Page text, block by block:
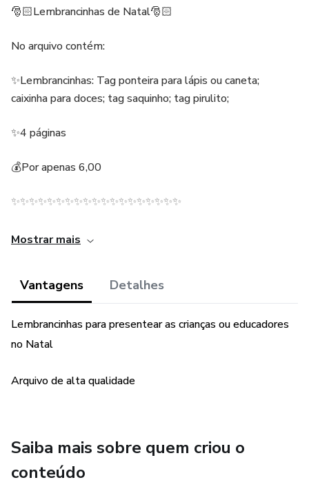
🎅🏻Lembrancinhas de Natal🎅🏻
No arquivo contém:
✨Lembrancinhas: Tag ponteira para lápis ou caneta;
caixinha para doces; tag saquinho; tag pirulito;
✨4 páginas
💰Por apenas 6,00
✨✨✨✨✨✨✨✨✨✨✨✨✨✨✨✨✨✨✨
Mostrar mais
Vantagens Detalhes
Lembrancinhas para presentear as crianças ou educadores
no Natal
Arquivo de alta qualidade
Saiba mais sobre quem criou o
conteúdo